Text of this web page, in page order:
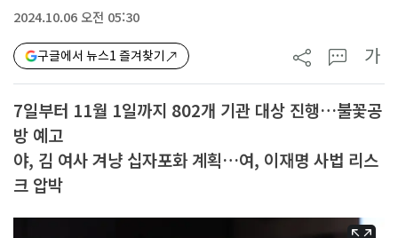
2024.10.06 오전 05:30
구글에서 뉴스1 즐겨찾기 가
7일부터 11월 1일까지 802개 기관 대상 진행…불꽃공
방 예고
야, 김 여사 겨냥 십자포화 계획…여, 이재명 사법 리스
크 압박